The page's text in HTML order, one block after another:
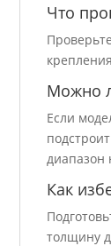
Что
Можно
Если
диапазон
Как
толщину